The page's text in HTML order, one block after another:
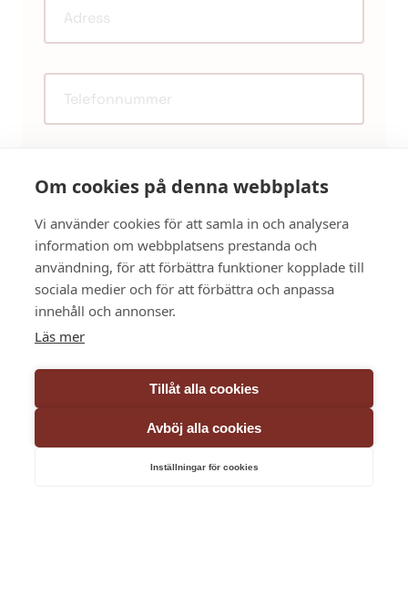
Om cookies på denna webbplats
Vi använder cookies för att samla in och analysera
information om webbplatsens prestanda och
användning, för att förbättra funktioner kopplade till
sociala medier och för att förbättra och anpassa
innehåll och annonser.
Läs mer
Tillåt alla cookies
Avböj alla cookies
Inställningar för cookies
Önskat startdatum